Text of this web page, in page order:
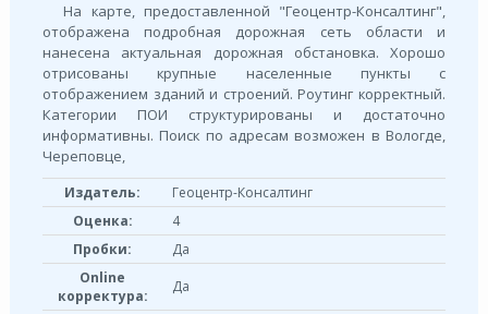
На карте, предоставленной "Геоцентр-Консалтинг",
отображена подробная дорожная сеть области и
нанесена актуальная дорожная обстановка. Хорошо
отрисованы крупные населенные пункты с
отображением зданий и строений. Роутинг корректный.
Категории ПОИ структурированы и достаточно
информативны. Поиск по адресам возможен в Вологде,
Череповце,
Издатель:
Геоцентр-Консалтинг
Оценка:
4
Пробки:
Да
Online
корректура:
Да